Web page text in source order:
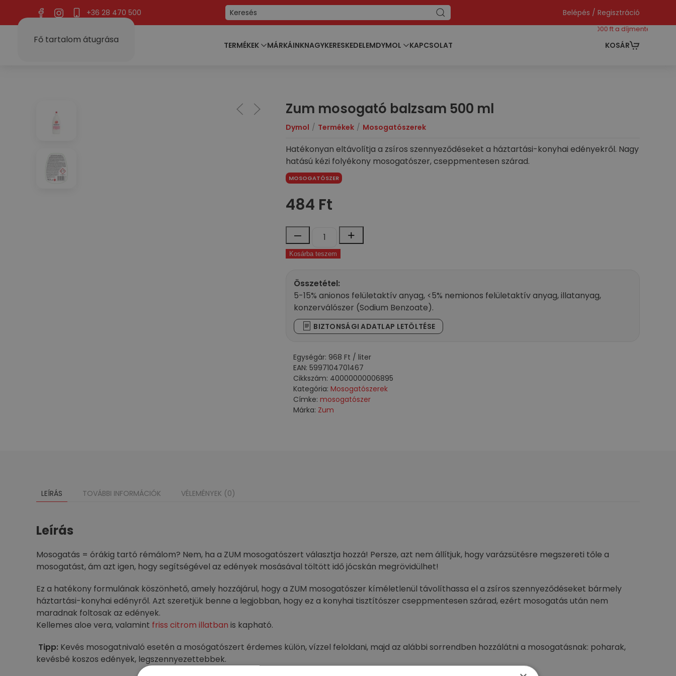
Fő tartalom átugrása
+36 28 470 500 Belépés / Regisztráció
TERMÉKEK MÁRKÁINKNAGYKERESKEDELEMDYMOL KAPCSOLAT KOSÁR
még 40000 ft a díjmentes szállításhoz
Zum mosogató balzsam 500 ml
Dymol Termékek Mosogatószerek
Hatékonyan eltávolítja a zsíros szennyeződéseket a háztartási-konyhai edényekről. Nagy
hatású kézi folyékony mosogatószer, cseppmentesen szárad.
MOSOGATÓSZER
484 Ft
–
Zum
mosogató
balzsam
ml
mennyiség
+
Kosárba teszem
Összetétel:
5-15% anionos felületaktív anyag, <5% nemionos felületaktív anyag, illatanyag,
konzerválószer (Sodium Benzoate).
BIZTONSÁGI ADATLAP LETÖLTÉSE
Egységár: 968 Ft / liter
EAN: 5997104701467
Cikkszám: 40000000006895
Kategória: Mosogatószerek
Címke: mosogatószer
Márka: Zum
LEÍRÁS TOVÁBBI INFORMÁCIÓK VÉLEMÉNYEK (0)
Leírás
Mosogatás = órákig tartó rémálom? Nem, ha a ZUM mosogatószert választja hozzá! Persze, azt nem állítjuk, hogy varázsütésre megszereti tőle a
mosogatást, ám azt igen, hogy segítségével az edények mosásával töltött idő jócskán megrövidülhet!
Ez a hatékony formulának köszönhető, amely hozzájárul, hogy a ZUM mosogatószer kíméletlenül távolíthassa el a zsíros szennyeződéseket bármely
háztartási-konyhai edényről. Azt szeretjük benne a legjobban, hogy ez a konyhai tisztítószer cseppmentesen szárad, ezért mosogatás után nem
maradnak foltosak az edények.
Kellemes aloe vera, valamint friss citrom illatban is kapható.
Tipp: Kevés mosogatnivaló esetén a mosógatószert érdemes külön, vízzel feloldani, majd az alábbi sorrendben hozzálátni a mosogatásnak: poharak,
kevésbé koszos edények, legszennyezettebbek.